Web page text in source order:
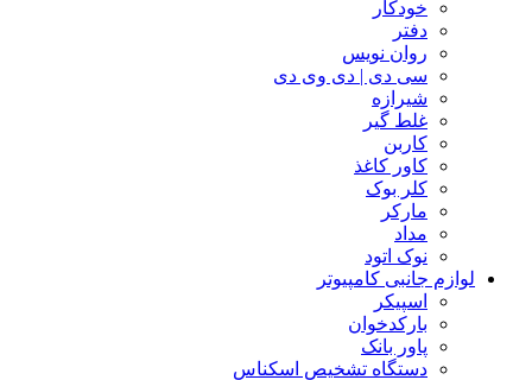
خودکار
دفتر
روان نویس
سی دی | دی وی دی
شیرازه
غلط گیر
کاربن
کاور کاغذ
کلر بوک
مارکر
مداد
نوک اتود
لوازم جانبی کامپیوتر
اسپیکر
بارکدخوان
پاور بانک
دستگاه تشخیص اسکناس